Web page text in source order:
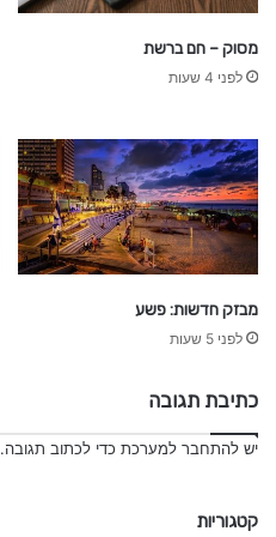
מסוק – חם ברשת
לפני 4 שעות
מבזק חדשות: פשע
לפני 5 שעות
כתיבת תגובה
יש להתחבר למערכת כדי לכתוב תגובה.
קטגוריות